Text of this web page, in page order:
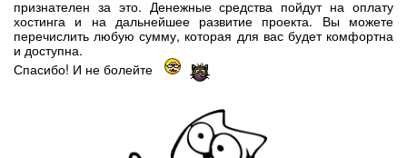
признателен за это. Денежные средства пойдут на оплату
хостинга и на дальнейшее развитие проекта. Вы можете
перечислить любую сумму, которая для вас будет комфортна
и доступна.
Спасибо! И не болейте